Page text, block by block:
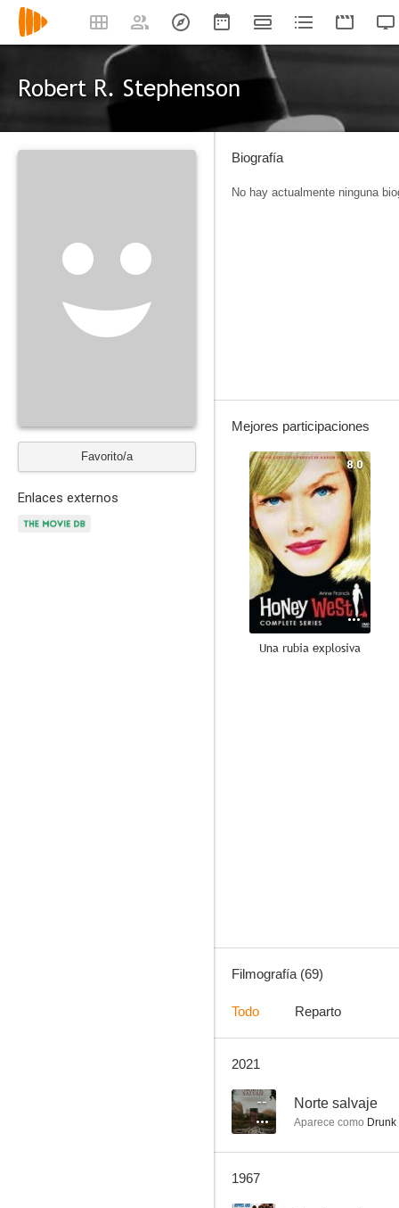
Robert R. Stephenson
Favorito/a
Enlaces externos
Biografía
No hay actualmente ninguna
Mejores participaciones
8.0
Una rubia explosiva
Un día en Nueva York
7.0
Filmografía (69)
Todo Reparto
2021
-- Norte salvaje
Aparece como
1967